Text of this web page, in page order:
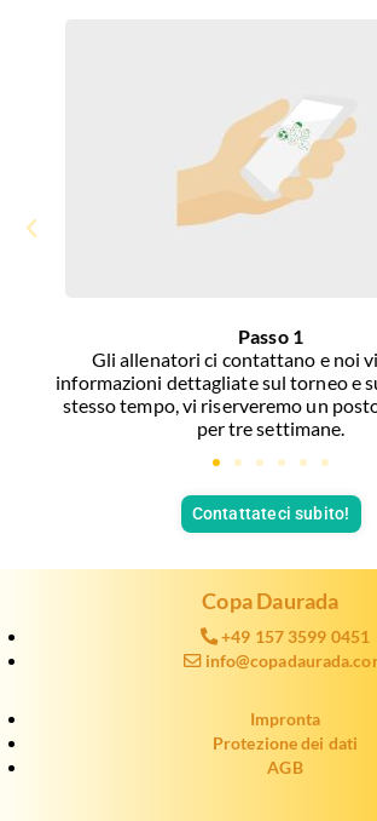
Passo 1
Gli allenatori ci contattano e noi
informazioni dettagliate sul torneo e
stesso tempo, vi riserveremo un
per tre settimane.
Contattateci subito!
Copa Daurada
+49 157 3599 0451
Impronta
Protezione dei dati
AGB